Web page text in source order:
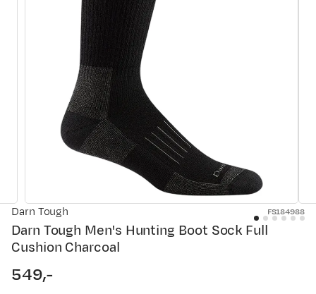
Darn Tough FS184988
Darn Tough Men's Hunting Boot Sock Full
Cushion Charcoal
price
549,-